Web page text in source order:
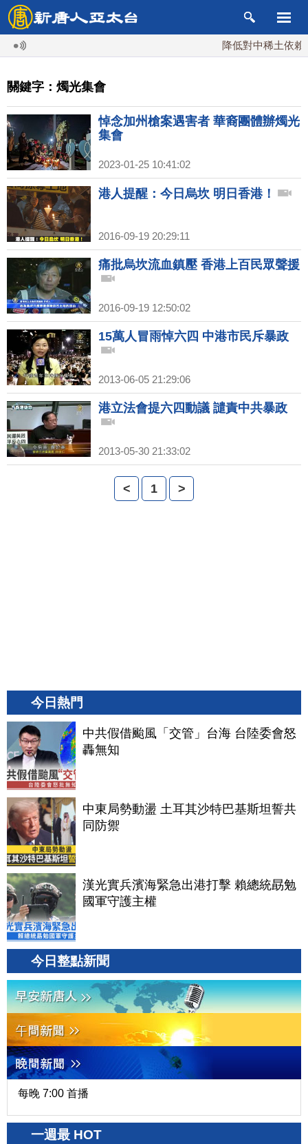
降低對中稀土依賴
關鍵字：燭光集會
悼念加州槍案遇害者 華裔團體辦燭光
集會
2023-01-25 10:41:02
港人提醒：今日烏坎 明日香港！
2016-09-19 20:29:11
痛批烏坎流血鎮壓 香港上百民眾聲援
2016-09-19 12:50:02
15萬人冒雨悼六四 中港市民斥暴政
2013-06-05 21:29:06
港立法會提六四動議 譴責中共暴政
2013-05-30 21:33:02
< 1 >
今日熱門
中共假借颱風「交管」台海 台陸委會怒
轟無知
中東局勢動盪 土耳其沙特巴基斯坦誓共
同防禦
漢光實兵濱海緊急出港打擊 賴總統勗勉
國軍守護主權
今日整點新聞
每晚 7:00 首播
一週最 HOT